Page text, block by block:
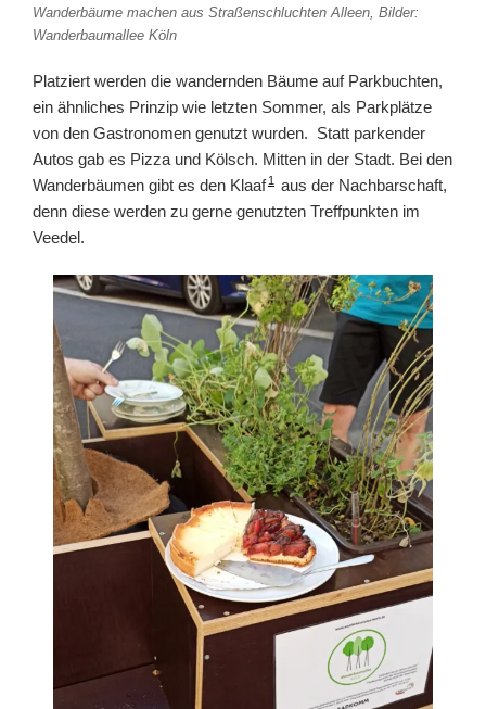
Wanderbäume machen aus Straßenschluchten Alleen, Bilder:
Wanderbaumallee Köln
Platziert werden die wandernden Bäume auf Parkbuchten,
ein ähnliches Prinzip wie letzten Sommer, als Parkplätze
von den Gastronomen genutzt wurden. Statt parkender
Autos gab es Pizza und Kölsch. Mitten in der Stadt. Bei den
Wanderbäumen gibt es den Klaaf 1
aus der Nachbarschaft,
denn diese werden zu gerne genutzten Treffpunkten im
Veedel.